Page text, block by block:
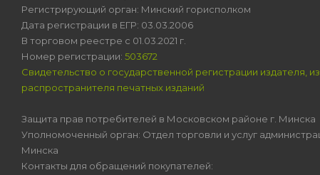
Регистрирующий орган: Минский горисполком
Дата регистрации в ЕГР: 03.03.2006
В торговом реестре с 01.03.2021 г.
Номер регистрации: 503672
Свидетельство о государственной регистрации издателя,
распространителя печатных изданий
Защита прав потребителей в Московском районе г. Минска
Уполномоченный орган: Отдел торговли и услуг
Минска
Контакты для обращений покупателей: